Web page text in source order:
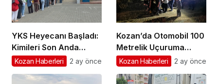
YKS Heyecanı Başladı:
Kimileri Son Anda
Yetişti, Kimileri Kapıda
Kozan Haberleri 2 ay önce
Kozan’da Otomobil 100
Metrelik Uçuruma
Yuvarlandı: Sürücü
Kozan Haberleri 2 ay önce